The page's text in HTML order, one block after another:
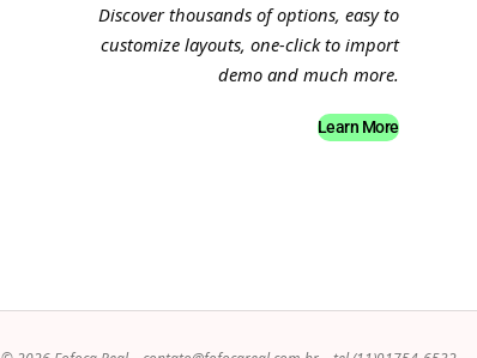
Discover thousands of options, easy to
customize layouts, one-click to import
demo and much more.
Learn More